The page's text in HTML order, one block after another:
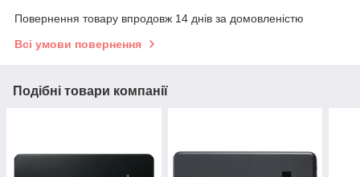
Повернення товару впродовж 14 днів за домовленістю
Всі умови повернення
Подібні товари компанії